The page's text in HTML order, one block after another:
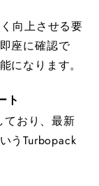
向上させる要
座に確認で
になります。
ト
ており、最新
うTurbopack